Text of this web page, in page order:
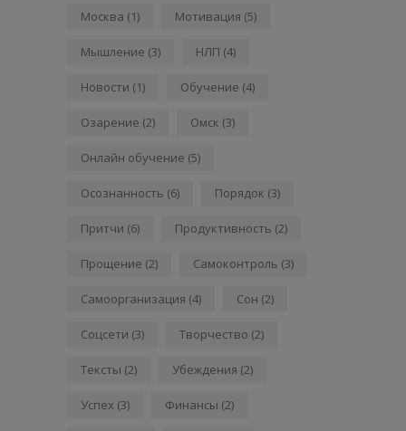
Москва (1) Мотивация (5)
Мышление (3) НЛП (4)
Новости (1) Обучение (4)
Озарение (2) Омск (3)
Онлайн обучение (5)
Осознанность (6) Порядок (3)
Притчи (6) Продуктивность (2)
Прощение (2) Самоконтроль (3)
Самоорганизация (4) Сон (2)
Соцсети (3) Творчество (2)
Тексты (2) Убеждения (2)
Успех (3) Финансы (2)